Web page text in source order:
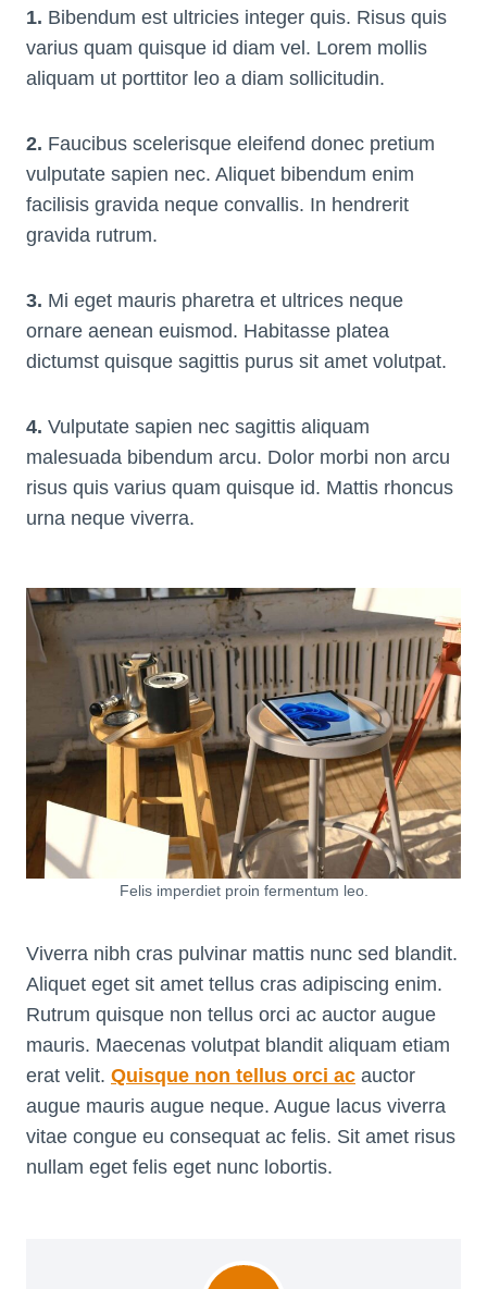
1. Bibendum est ultricies integer quis. Risus quis
varius quam quisque id diam vel. Lorem mollis
aliquam ut porttitor leo a diam sollicitudin.
2. Faucibus scelerisque eleifend donec pretium
vulputate sapien nec. Aliquet bibendum enim
facilisis gravida neque convallis. In hendrerit
gravida rutrum.
3. Mi eget mauris pharetra et ultrices neque
ornare aenean euismod. Habitasse platea
dictumst quisque sagittis purus sit amet volutpat.
4. Vulputate sapien nec sagittis aliquam
malesuada bibendum arcu. Dolor morbi non arcu
risus quis varius quam quisque id. Mattis rhoncus
urna neque viverra.
Felis imperdiet proin fermentum leo.
Viverra nibh cras pulvinar mattis nunc sed blandit.
Aliquet eget sit amet tellus cras adipiscing enim.
Rutrum quisque non tellus orci ac auctor augue
mauris. Maecenas volutpat blandit aliquam etiam
erat velit. Quisque non tellus orci ac auctor
augue mauris augue neque. Augue lacus viverra
vitae congue eu consequat ac felis. Sit amet risus
nullam eget felis eget nunc lobortis.